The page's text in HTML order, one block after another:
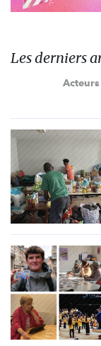
Les derniers
Acteurs